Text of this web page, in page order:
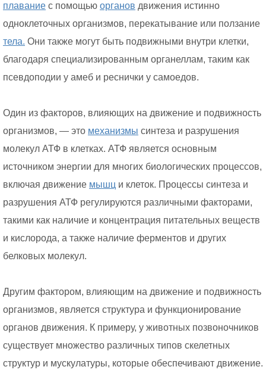
плавание с помощью органов движения истинно
одноклеточных организмов, перекатывание или ползание
тела. Они также могут быть подвижными внутри клетки,
благодаря специализированным органеллам, таким как
псевдоподии у амеб и реснички у самоедов.
Один из факторов, влияющих на движение и подвижность
организмов, — это механизмы синтеза и разрушения
молекул АТФ в клетках. АТФ является основным
источником энергии для многих биологических процессов,
включая движение мышц и клеток. Процессы синтеза и
разрушения АТФ регулируются различными факторами,
такими как наличие и концентрация питательных веществ
и кислорода, а также наличие ферментов и других
белковых молекул.
Другим фактором, влияющим на движение и подвижность
организмов, является структура и функционирование
органов движения. К примеру, у животных позвоночников
существует множество различных типов скелетных
структур и мускулатуры, которые обеспечивают движение.